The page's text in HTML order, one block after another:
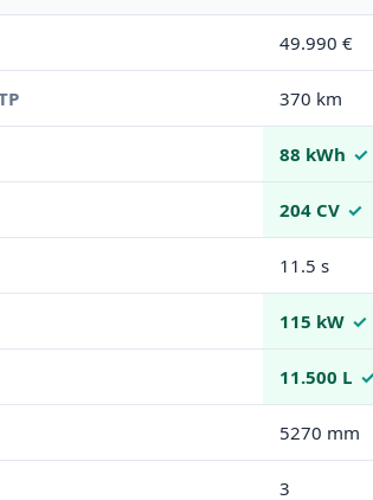
49.990 €
370 km
88 kWh
204 CV
11.5 s
115 kW
11.500 L
5270 mm
3